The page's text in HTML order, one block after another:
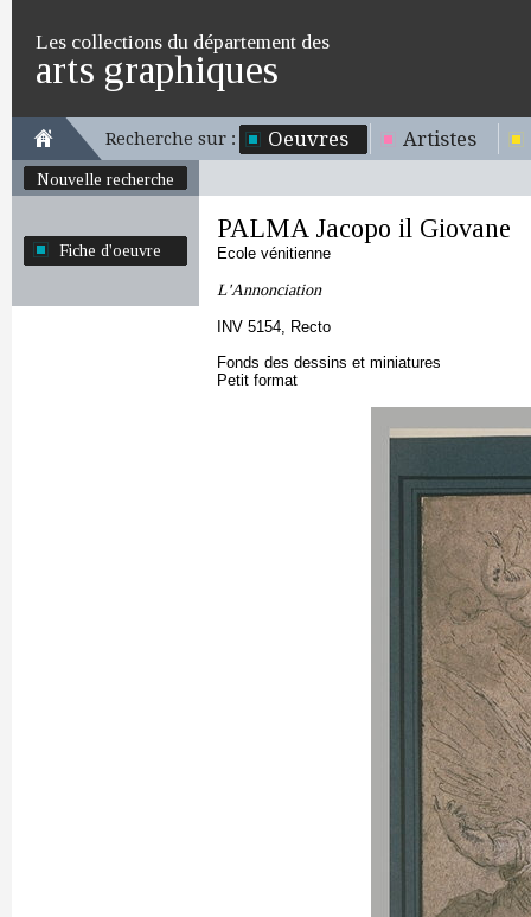
Les collections du département des
arts graphiques
Recherche sur : Oeuvres Artistes
Nouvelle recherche
Fiche d'oeuvre
PALMA Jacopo il Giovane
Ecole vénitienne
L'Annonciation
INV 5154, Recto
Fonds des dessins et miniatures
Petit format